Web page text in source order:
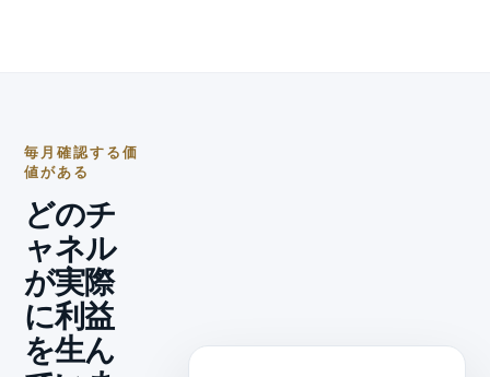
毎月確認する価
値がある
どのチ
ャネル
が実際
に利益
を生ん